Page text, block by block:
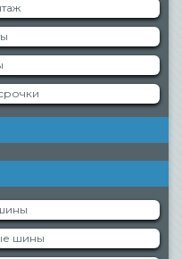
шины